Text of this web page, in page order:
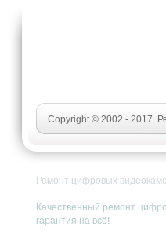
Copyright © 2002 - 2017.
Ремонт цифровых
Качественный ремонт
гарантия на всё!